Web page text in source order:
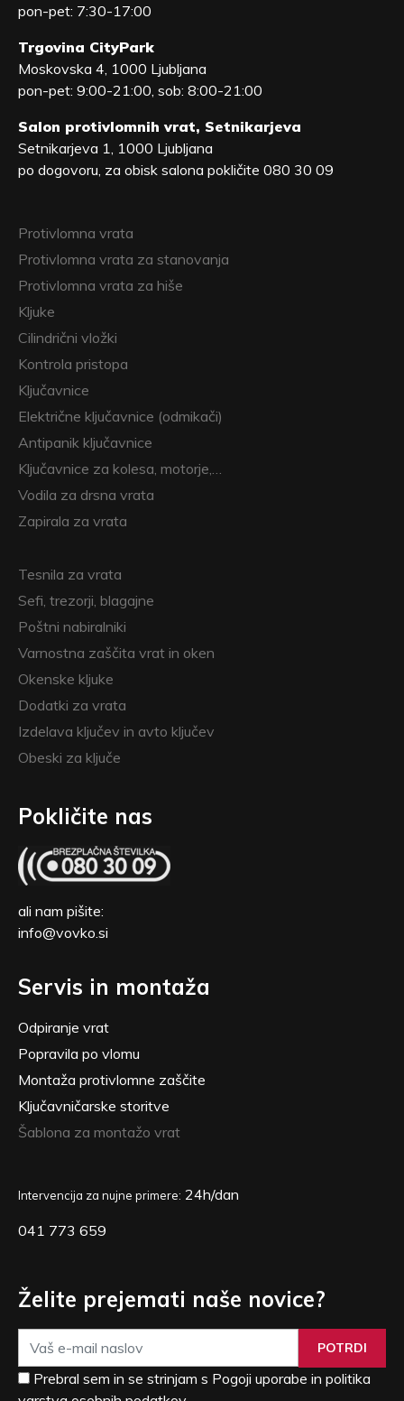
pon-pet: 7:30-17:00
Trgovina CityPark
Moskovska 4, 1000 Ljubljana
pon-pet: 9:00-21:00, sob: 8:00-21:00
Salon protivlomnih vrat, Setnikarjeva
Setnikarjeva 1, 1000 Ljubljana
po dogovoru, za obisk salona pokličite 080 30 09
Protivlomna vrata
Protivlomna vrata za stanovanja
Protivlomna vrata za hiše
Kljuke
Cilindrični vložki
Kontrola pristopa
Ključavnice
Električne ključavnice (odmikači)
Antipanik ključavnice
Ključavnice za kolesa, motorje,…
Vodila za drsna vrata
Zapirala za vrata
Tesnila za vrata
Sefi, trezorji, blagajne
Poštni nabiralniki
Varnostna zaščita vrat in oken
Okenske kljuke
Dodatki za vrata
Izdelava ključev in avto ključev
Obeski za ključe
Pokličite nas
ali nam pišite:
info@vovko.si
Servis in montaža
Odpiranje vrat
Popravila po vlomu
Montaža protivlomne zaščite
Ključavničarske storitve
Šablona za montažo vrat
Intervencija za nujne primere: 24h/dan
041 773 659
Želite prejemati naše novice?
POTRDI
Prebral sem in se strinjam s Pogoji uporabe in politika